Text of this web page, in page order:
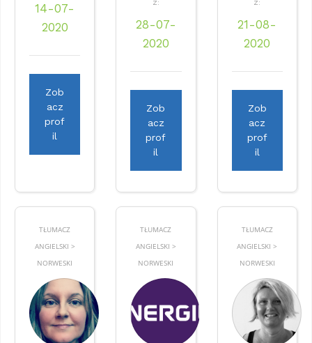
14-07-
2020
Zob
acz
prof
il
Z:
28-07-
2020
Zob
acz
prof
il
Z:
21-08-
2020
Zob
acz
prof
il
TŁUMACZ
ANGIELSKI >
NORWESKI
TŁUMACZ
ANGIELSKI >
NORWESKI
TŁUMACZ
ANGIELSKI >
NORWESKI